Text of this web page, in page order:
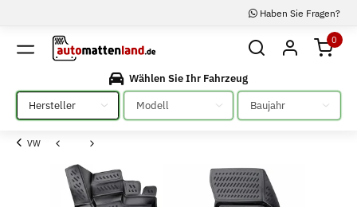
Haben Sie Fragen?
0
Wählen Sie Ihr Fahrzeug
Bitte auswählen
Bitte auswählen Bitte auswählen
VW